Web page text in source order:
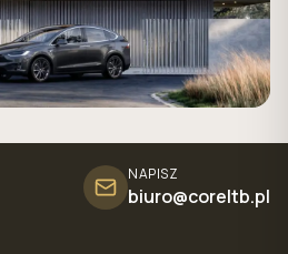
NAPISZ
biuro@coreltb.pl